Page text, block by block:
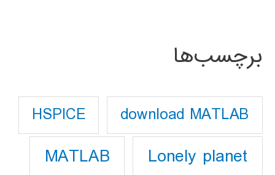
برچسب‌ها
download MATLAB
HSPICE
Lonely planet
MATLAB